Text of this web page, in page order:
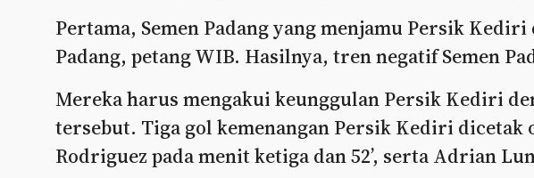
Pertama, Semen Padang yang menjamu Persik
Padang, petang WIB. Hasilnya, tren negatif Semen
Mereka harus mengakui keunggulan Persik Kediri
tersebut. Tiga gol kemenangan Persik Kediri dicetak
Rodriguez pada menit ketiga dan 52’, serta Adrian